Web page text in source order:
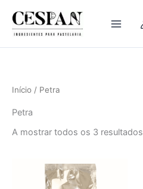
content
Início / Petra
Petra
A mostrar todos os 3 resultados